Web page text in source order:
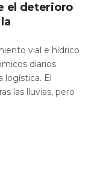
el deterioro
vial e hídrico
diarios
logística. El
las lluvias, pero